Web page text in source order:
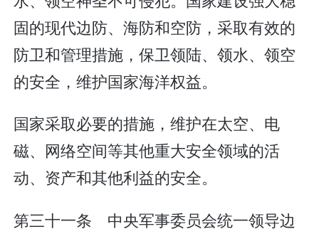
固的现代边防、海防和空防，采取有效的
防卫和管理措施，保卫领陆、领水、领空
的安全，维护国家海洋权益。
国家采取必要的措施，维护在太空、电
磁、网络空间等其他重大安全领域的活
动、资产和其他利益的安全。
第三十一条 中央军事委员会统一领导边